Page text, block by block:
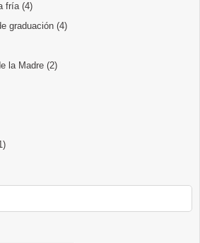
fría (4)
graduación (4)
la Madre (2)